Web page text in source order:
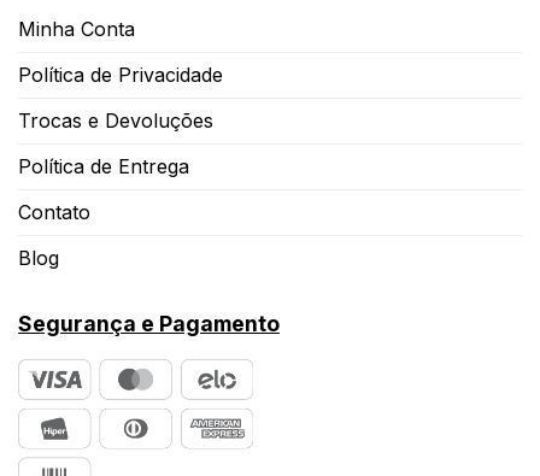
Minha Conta
Política de Privacidade
Trocas e Devoluções
Política de Entrega
Contato
Blog
Segurança e Pagamento